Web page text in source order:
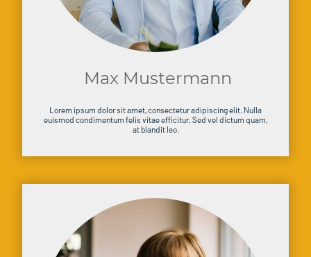
Max Mustermann
Lorem ipsum dolor sit amet, consectetur adipiscing elit. Nulla
euismod condimentum felis vitae efficitur. Sed vel dictum quam,
at blandit leo.